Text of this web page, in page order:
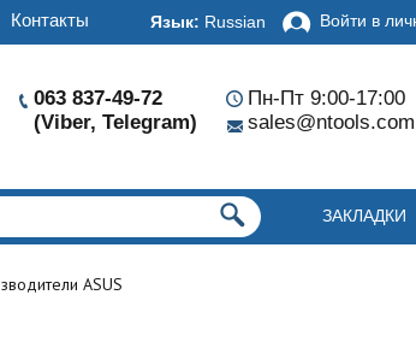
Контакты Язык: Russian Войти в
063 837-49-72
(Viber, Telegram)
Пн-Пт 9:00-17:00
ЗАКЛАДКИ
ASUS